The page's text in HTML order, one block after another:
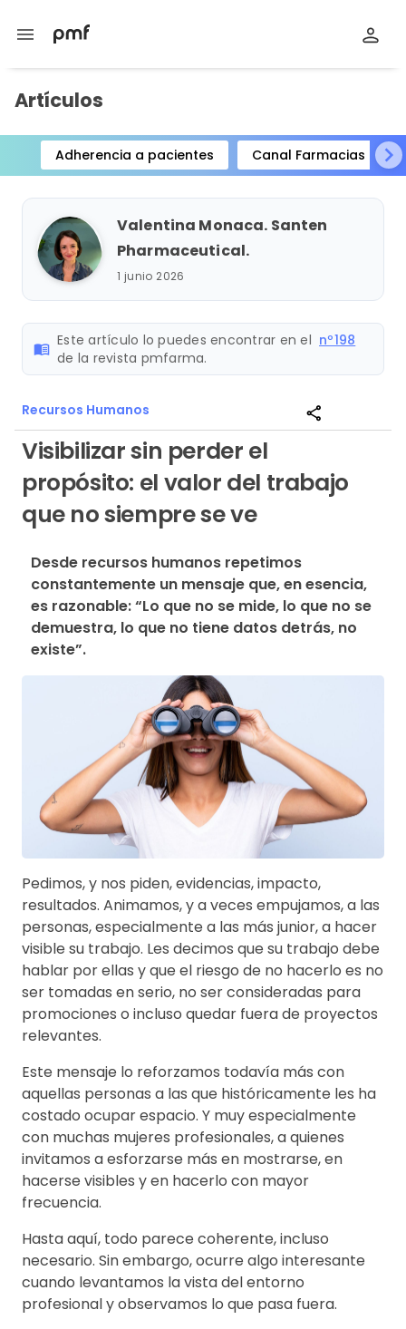
menu
Artículos
Adherencia a pacientes Canal Farmacias
Item
1
15
Valentina Monaca. Santen
Pharmaceutical.
1 junio 2026
menu_book Este artículo lo puedes encontrar en el nº198
de la revista pmfarma.
Recursos Humanos share
Visibilizar sin perder el
propósito: el valor del trabajo
que no siempre se ve
Desde recursos humanos repetimos
constantemente un mensaje que, en esencia,
es razonable: “Lo que no se mide, lo que no se
demuestra, lo que no tiene datos detrás, no
existe”.
Pedimos, y nos piden, evidencias, impacto,
resultados. Animamos, y a veces empujamos, a las
personas, especialmente a las más junior, a hacer
visible su trabajo. Les decimos que su trabajo debe
hablar por ellas y que el riesgo de no hacerlo es no
ser tomadas en serio, no ser consideradas para
promociones o incluso quedar fuera de proyectos
relevantes.
Este mensaje lo reforzamos todavía más con
aquellas personas a las que históricamente les ha
costado ocupar espacio. Y muy especialmente
con muchas mujeres profesionales, a quienes
invitamos a esforzarse más en mostrarse, en
hacerse visibles y en hacerlo con mayor
frecuencia.
Hasta aquí, todo parece coherente, incluso
necesario. Sin embargo, ocurre algo interesante
cuando levantamos la vista del entorno
profesional y observamos lo que pasa fuera.